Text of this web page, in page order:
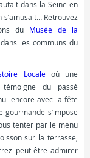
dans la Seine en
Retrouvez
du Musée de la
les communs du
Locale où une
témoigne du passé
encore avec la fête
s’impose
tenter par le menu
sur la terrasse,
peut-être admirer